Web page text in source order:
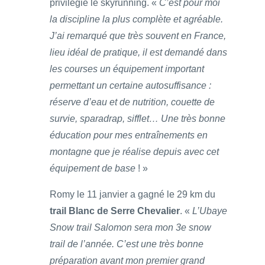
privilégie le skyrunning. « C’est pour moi
la discipline la plus complète et agréable.
J’ai remarqué que très souvent en France,
lieu idéal de pratique, il est demandé dans
les courses un équipement important
permettant un certaine autosuffisance :
réserve d’eau et de nutrition, couette de
survie, sparadrap, sifflet… Une très bonne
éducation pour mes entraînements en
montagne que je réalise depuis avec cet
équipement de base ! »
Romy le 11 janvier a gagné le 29 km du
trail Blanc de Serre Chevalier. « L’Ubaye
Snow trail Salomon sera mon 3e snow
trail de l’année. C’est une très bonne
préparation avant mon premier grand